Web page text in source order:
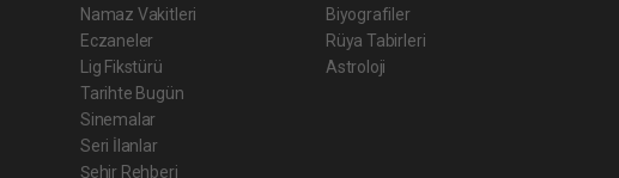
Namaz Vakitleri
Eczaneler
Lig Fikstürü
Tarihte Bugün
Sinemalar
Seri İlanlar
Şehir Rehberi
Biyografiler
Rüya Tabirleri
Astroloji